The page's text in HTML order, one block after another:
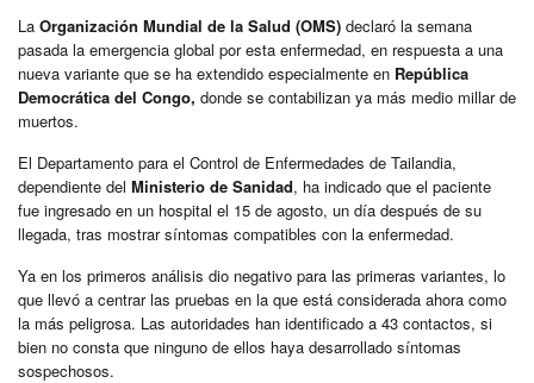
La Organización Mundial de la Salud (OMS) declaró la semana
pasada la emergencia global por esta enfermedad, en respuesta a una
nueva variante que se ha extendido especialmente en República
Democrática del Congo, donde se contabilizan ya más medio millar de
muertos.
El Departamento para el Control de Enfermedades de Tailandia,
dependiente del Ministerio de Sanidad, ha indicado que el paciente
fue ingresado en un hospital el 15 de agosto, un día después de su
llegada, tras mostrar síntomas compatibles con la enfermedad.
Ya en los primeros análisis dio negativo para las primeras variantes, lo
que llevó a centrar las pruebas en la que está considerada ahora como
la más peligrosa. Las autoridades han identificado a 43 contactos, si
bien no consta que ninguno de ellos haya desarrollado síntomas
sospechosos.